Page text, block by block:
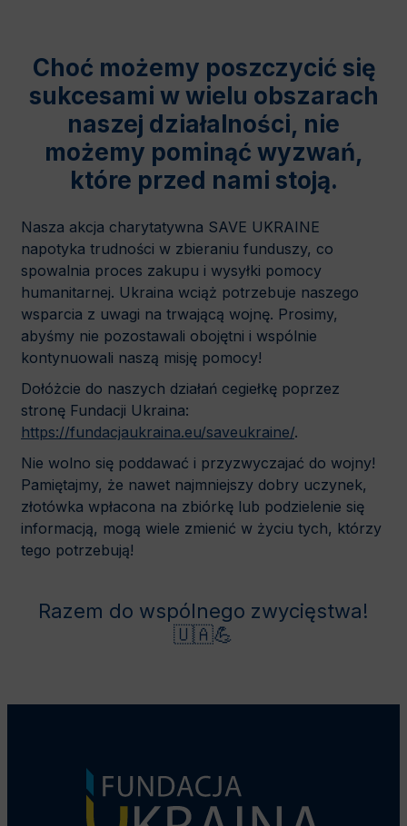
Choć możemy poszczycić się
sukcesami w wielu obszarach
naszej działalności, nie
możemy pominąć wyzwań,
które przed nami stoją.
Nasza akcja charytatywna SAVE UKRAINE
napotyka trudności w zbieraniu funduszy, co
spowalnia proces zakupu i wysyłki pomocy
humanitarnej. Ukraina wciąż potrzebuje naszego
wsparcia z uwagi na trwającą wojnę. Prosimy,
abyśmy nie pozostawali obojętni i wspólnie
kontynuowali naszą misję pomocy!
Dołóżcie do naszych działań cegiełkę poprzez
stronę Fundacji Ukraina:
https://fundacjaukraina.eu/saveukraine/.
Nie wolno się poddawać i przyzwyczajać do wojny!
Pamiętajmy, że nawet najmniejszy dobry uczynek,
złotówka wpłacona na zbiórkę lub podzielenie się
informacją, mogą wiele zmienić w życiu tych, którzy
tego potrzebują!
Razem do wspólnego zwycięstwa!
🇺🇦💪